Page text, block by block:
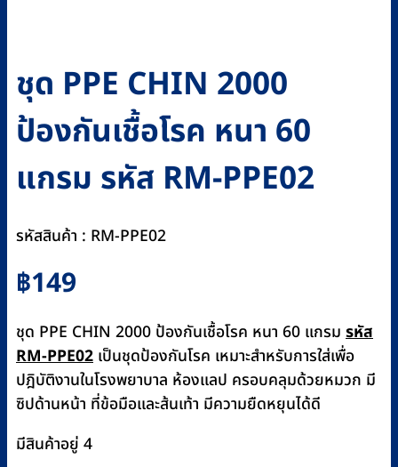
ชุด PPE CHIN 2000
ป้องกันเชื้อโรค หนา 60
แกรม รหัส RM-PPE02
รหัสสินค้า : RM-PPE02
฿149
ชุด PPE CHIN 2000 ป้องกันเชื้อโรค หนา 60 แกรม รหัส
RM-PPE02 เป็นชุดป้องกันโรค เหมาะสำหรับการใส่เพื่อ
ปฎิบัติงานในโรงพยาบาล ห้องแลป ครอบคลุมด้วยหมวก มี
ซิปด้านหน้า ที่ข้อมือและส้นเท้า มีความยืดหยุนได้ดี
มีสินค้าอยู่ 4